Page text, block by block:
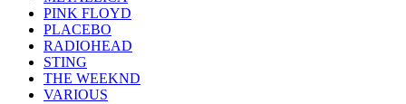
PINK FLOYD
PLACEBO
RADIOHEAD
STING
THE WEEKND
VARIOUS